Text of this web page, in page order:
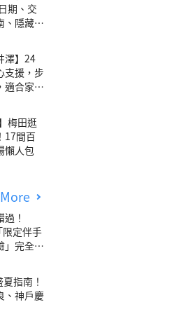
期、交
、隱藏欣
澤】24
支援，步
適合家庭
念日的
梅田逛
17間百
懶人包
More
！
限定伴手
」完全指
指南！
、神戶慶